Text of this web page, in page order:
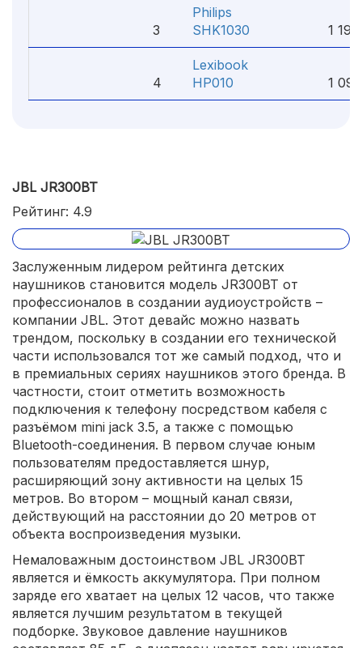
3
Philips
SHK1030
1 199
4
Lexibook
HP010
1
JBL JR300BT
Рейтинг: 4.9
Заслуженным лидером рейтинга детских
наушников становится модель JR300BT от
профессионалов в создании аудиоустройств –
компании JBL. Этот девайс можно назвать
трендом, поскольку в создании его технической
части использовался тот же самый подход, что и
в премиальных сериях наушников этого бренда. В
частности, стоит отметить возможность
подключения к телефону посредством кабеля с
разъёмом mini jack 3.5, а также с помощью
Bluetooth-соединения. В первом случае юным
пользователям предоставляется шнур,
расширяющий зону активности на целых 15
метров. Во втором – мощный канал связи,
действующий на расстоянии до 20 метров от
объекта воспроизведения музыки.
Немаловажным достоинством JBL JR300BT
является и ёмкость аккумулятора. При полном
заряде его хватает на целых 12 часов, что также
является лучшим результатом в текущей
подборке. Звуковое давление наушников